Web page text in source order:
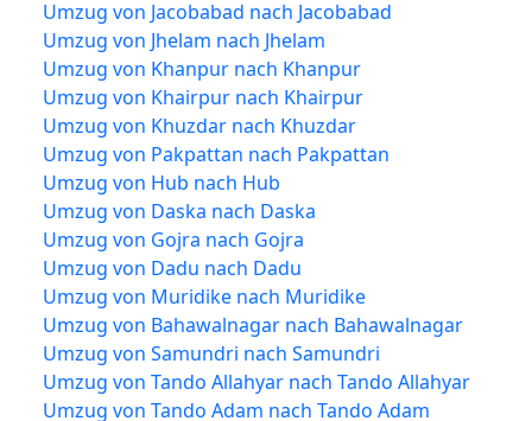
Umzug von Jacobabad nach Jacobabad
Umzug von Jhelam nach Jhelam
Umzug von Khanpur nach Khanpur
Umzug von Khairpur nach Khairpur
Umzug von Khuzdar nach Khuzdar
Umzug von Pakpattan nach Pakpattan
Umzug von Hub nach Hub
Umzug von Daska nach Daska
Umzug von Gojra nach Gojra
Umzug von Dadu nach Dadu
Umzug von Muridike nach Muridike
Umzug von Bahawalnagar nach Bahawalnagar
Umzug von Samundri nach Samundri
Umzug von Tando Allahyar nach Tando Allahyar
Umzug von Tando Adam nach Tando Adam